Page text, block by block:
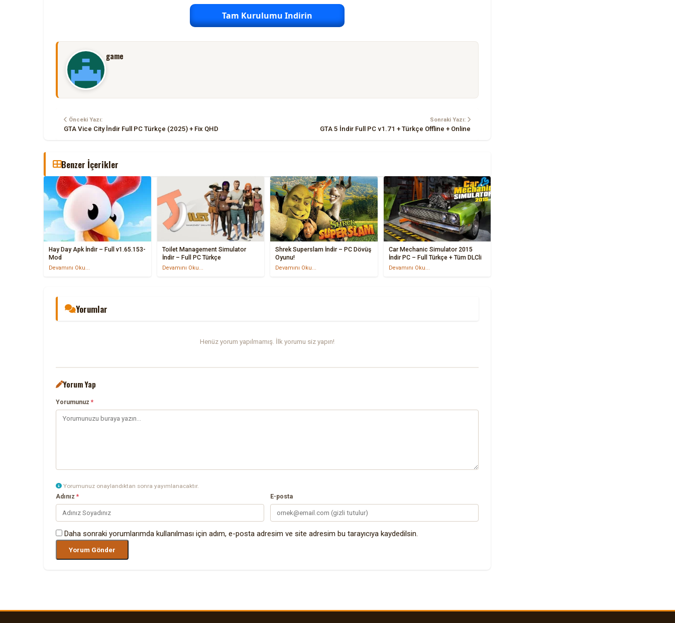
Tam Kurulumu Indirin
game
Önceki Yazı:
GTA Vice City İndir Full PC Türkçe (2025) + Fix QHD
Sonraki Yazı:
GTA 5 İndir Full PC v1.71 + Türkçe Offline + Online
Benzer İçerikler
Hay Day Apk İndir – Full v1.65.153-
Mod
Devamını Oku...
Toilet Management Simulator
İndir – Full PC Türkçe
Devamını Oku...
Shrek Superslam İndir – PC Dövüş
Oyunu!
Devamını Oku...
Car Mechanic Simulator 2015
İndir PC – Full Türkçe + Tüm DLCli
Devamını Oku...
Yorumlar
Henüz yorum yapılmamış. İlk yorumu siz yapın!
Yorum Yap
Yorumunuz*
Yorumunuz onaylandıktan sonra yayımlanacaktır.
Adınız* E-posta
Daha sonraki yorumlarımda kullanılması için adım, e-posta adresim ve site adresim bu tarayıcıya kaydedilsin.